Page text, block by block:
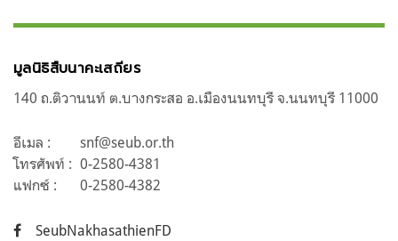
มูลนิธิสืบนาคะเสถียร
140 ถ.ติวานนท์ ต.บางกระสอ อ.เมืองนนทบุรี จ.นนทบุรี 11000
อีเมล :
snf@seub.or.th
โทรศัพท์ : 0-2580-4381
แฟกซ์ :
0-2580-4382
SeubNakhasathienFD